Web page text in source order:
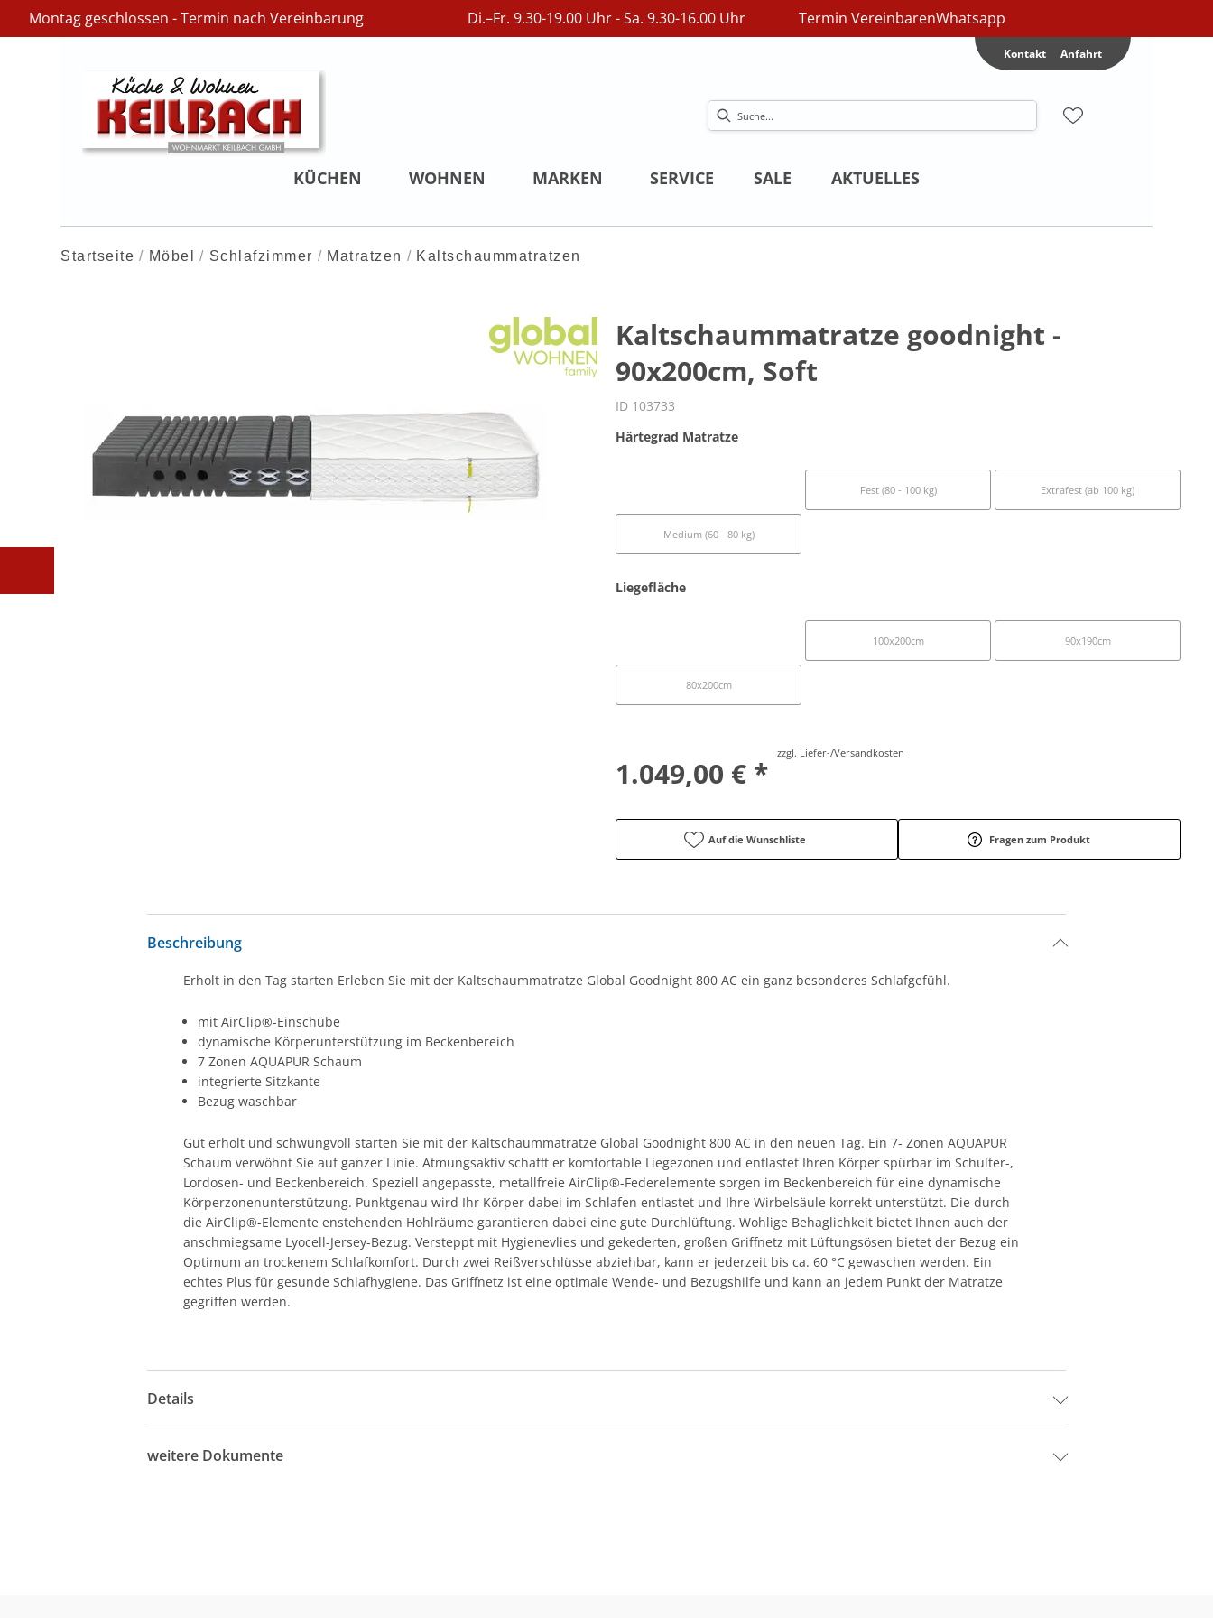
Montag geschlossen - Termin nach Vereinbarung Di.–Fr. 9.30-19.00 Uhr - Sa. 9.30-16.00 Uhr Termin VereinbarenWhatsapp
Kontakt Anfahrt
KÜCHEN WOHNEN MARKEN SERVICE SALE AKTUELLES
Startseite Möbel Schlafzimmer Matratzen Kaltschaummatratzen
Kaltschaummatratze goodnight -
90x200cm, Soft
ID 103733
Härtegrad Matratze
Fest (80 - 100 kg) Extrafest (ab 100 kg)
Medium (60 - 80 kg)
Liegefläche
100x200cm 90x190cm
80x200cm
1.049,00 € *
zzgl. Liefer-/Versandkosten
Auf die Wunschliste Fragen zum Produkt
Beschreibung
Erholt in den Tag starten Erleben Sie mit der Kaltschaummatratze Global Goodnight 800 AC ein ganz besonderes Schlafgefühl.
mit AirClip®-Einschübe
dynamische Körperunterstützung im Beckenbereich
7 Zonen AQUAPUR Schaum
integrierte Sitzkante
Bezug waschbar
Gut erholt und schwungvoll starten Sie mit der Kaltschaummatratze Global Goodnight 800 AC in den neuen Tag. Ein 7- Zonen AQUAPUR
Schaum verwöhnt Sie auf ganzer Linie. Atmungsaktiv schafft er komfortable Liegezonen und entlastet Ihren Körper spürbar im Schulter-,
Lordosen- und Beckenbereich. Speziell angepasste, metallfreie AirClip®-Federelemente sorgen im Beckenbereich für eine dynamische
Körperzonenunterstützung. Punktgenau wird Ihr Körper dabei im Schlafen entlastet und Ihre Wirbelsäule korrekt unterstützt. Die durch
die AirClip®-Elemente enstehenden Hohlräume garantieren dabei eine gute Durchlüftung. Wohlige Behaglichkeit bietet Ihnen auch der
anschmiegsame Lyocell-Jersey-Bezug. Versteppt mit Hygienevlies und gekederten, großen Griffnetz mit Lüftungsösen bietet der Bezug ein
Optimum an trockenem Schlafkomfort. Durch zwei Reißverschlüsse abziehbar, kann er jederzeit bis ca. 60 °C gewaschen werden. Ein
echtes Plus für gesunde Schlafhygiene. Das Griffnetz ist eine optimale Wende- und Bezugshilfe und kann an jedem Punkt der Matratze
gegriffen werden.
Details
weitere Dokumente